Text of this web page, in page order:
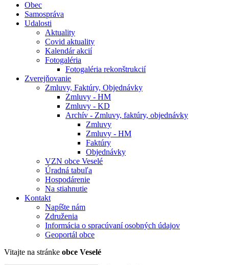
Obec
Samospráva
Udalosti
Aktuality
Covid aktuality
Kalendár akcií
Fotogaléria
Fotogaléria rekonštrukcií
Zverejňovanie
Zmluvy, Faktúry, Objednávky
Zmluvy - HM
Zmluvy - KD
Archív - Zmluvy, faktúry, objednávky
Zmluvy
Zmluvy - HM
Faktúry
Objednávky
VZN obce Veselé
Úradná tabuľa
Hospodárenie
Na stiahnutie
Kontakt
Napíšte nám
Združenia
Informácia o spracúvaní osobných údajov
Geoportál obce
Vitajte na stránke obce Veselé